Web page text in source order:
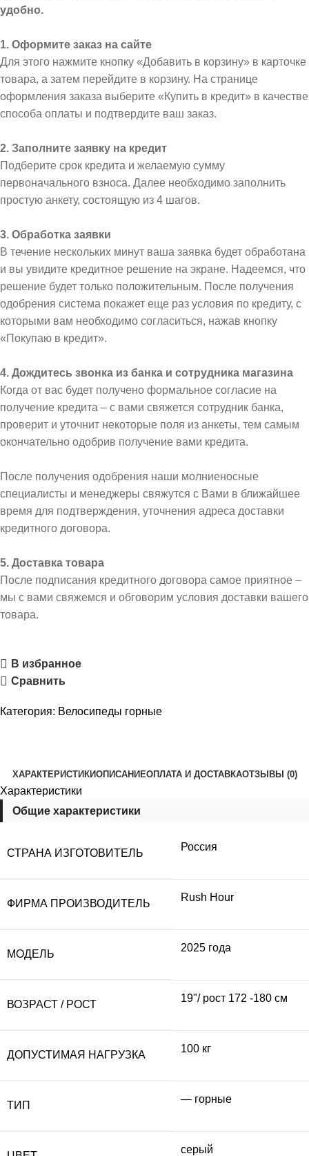
удобно.
1. Оформите заказ на сайте
Для этого нажмите кнопку «Добавить в корзину» в карточке
товара, а затем перейдите в корзину. На странице
оформления заказа выберите «Купить в кредит» в качестве
способа оплаты и подтвердите ваш заказ.
2. Заполните заявку на кредит
Подберите срок кредита и желаемую сумму
первоначального взноса. Далее необходимо заполнить
простую анкету, состоящую из 4 шагов.
3. Обработка заявки
В течение нескольких минут ваша заявка будет обработана
и вы увидите кредитное решение на экране. Надеемся, что
решение будет только положительным. После получения
одобрения система покажет еще раз условия по кредиту, с
которыми вам необходимо согласиться, нажав кнопку
«Покупаю в кредит».
4. Дождитесь звонка из банка и сотрудника магазина
Когда от вас будет получено формальное согласие на
получение кредита – с вами свяжется сотрудник банка,
проверит и уточнит некоторые поля из анкеты, тем самым
окончательно одобрив получение вами кредита.
После получения одобрения наши молниеносные
специалисты и менеджеры свяжутся с Вами в ближайшее
время для подтверждения, уточнения адреса доставки
кредитного договора.
5. Доставка товара
После подписания кредитного договора самое приятное –
мы с вами свяжемся и обговорим условия доставки вашего
товара.
В избранное
Сравнить
Категория: Велосипеды горные
ХАРАКТЕРИСТИКИОПИСАНИЕОПЛАТА И ДОСТАВКАОТЗЫВЫ (0)
Характеристики
Общие характеристики
СТРАНА ИЗГОТОВИТЕЛЬ
Россия
ФИРМА ПРОИЗВОДИТЕЛЬ
Rush Hour
МОДЕЛЬ
2025 года
ВОЗРАСТ / РОСТ
19"/ рост 172 -180 см
ДОПУСТИМАЯ НАГРУЗКА
100 кг
ТИП
— горные
серый